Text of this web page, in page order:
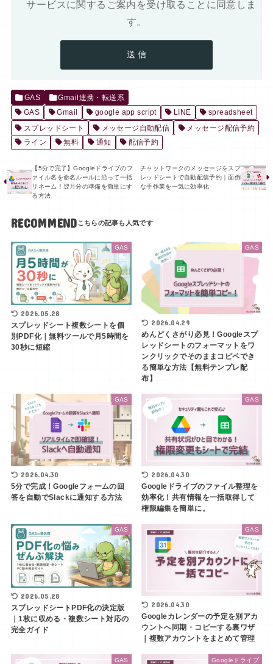
サービスに関するご案内を受け取ることに同意しま
す。
GAS
Gmail連携・転送系
GAS
Gmail google app script LINE
spreadsheet
スプレッドシート
メッセージ自動配信
メッセージ配信予約
ライン
無料 通知 配信予約
【5分で完了】Googleドライブのフ
ァイル名を命名ルールに沿って一括
リネーム！翌月分の準備を簡単にす
る方法
チャットワークのメッセージをスプ
レッドシートで自動配信予約｜面倒
な手作業を一気に効率化
RECOMMEND
GAS
2026.05.28
スプレッドシート複数シートを個
別PDF化｜無料ツールで月5時間を
30秒に短縮
GAS
2026.04.29
めんどくさがり必見！Googleスプ
レッドシートのフォーマットをワ
ンクリックでそのままコピペでき
る簡単な方法【無料テンプレ配
布】
GAS
2026.04.30
5分で完成！Googleフォームの回
答を自動でSlackに通知する方法
GAS
2026.04.30
Googleドライブのファイル整理を
効率化！共有情報を一括取得して
権限編集を簡単に。
GAS
2026.05.28
スプレッドシートPDF化の決定版
｜1枚に収める・複数シート対応の
完全ガイド
GAS
2026.04.30
Googleカレンダーの予定を別アカ
ウントへ同期・コピーする裏ワザ
｜複数アカウントをまとめて管理
GAS Googleドライブ